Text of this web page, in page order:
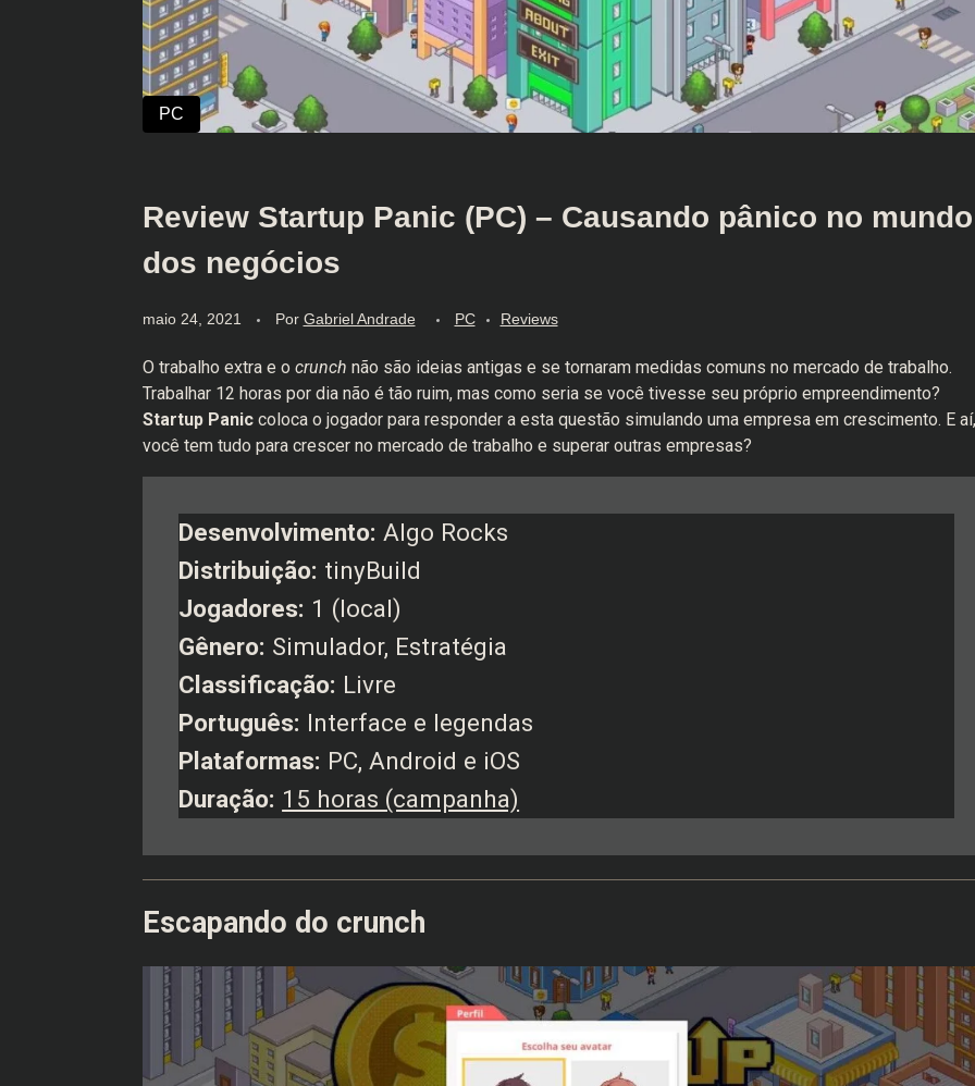
Review Startup Panic (PC) – Causando pânico no mundo
dos negócios
maio 24, 2021 Por Gabriel Andrade PC Reviews
O trabalho extra e o crunch não são ideias antigas e se tornaram medidas comuns no mercado de trabalho.
Trabalhar 12 horas por dia não é tão ruim, mas como seria se você tivesse seu próprio empreendimento?
Startup Panic coloca o jogador para responder a esta questão simulando uma empresa em crescimento. E aí,
você tem tudo para crescer no mercado de trabalho e superar outras empresas?
Desenvolvimento: Algo Rocks
Distribuição: tinyBuild
Jogadores: 1 (local)
Gênero: Simulador, Estratégia
Classificação: Livre
Português: Interface e legendas
Plataformas: PC, Android e iOS
Duração: 15 horas (campanha)
Escapando do crunch